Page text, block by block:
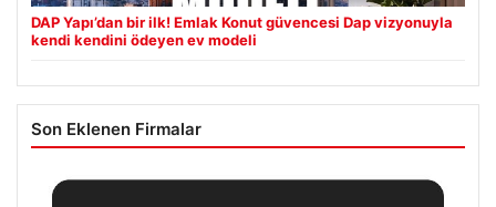
DAP Yapı’dan bir ilk! Emlak Konut güvencesi Dap vizyonuyla
kendi kendini ödeyen ev modeli
Son Eklenen Firmalar